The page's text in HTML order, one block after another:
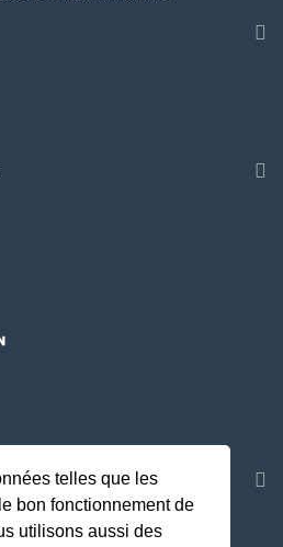
telles que les
bon fonctionnement de
utilisons aussi des